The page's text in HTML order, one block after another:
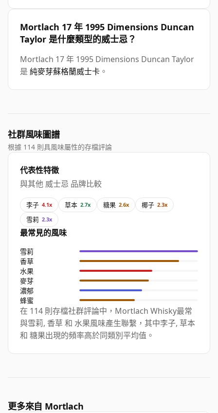
Mortlach 17 年 1995 Dimensions Duncan
Taylor 是什麼類型的威士忌？
Mortlach 17 年 1995 Dimensions Duncan Taylor
是 純麥芽蘇格蘭威士卡 。
社群風味圖譜
根據 114 則具風味屬性的存檔評論
代表性特徵
與其他 威士忌 品牌比較
李子 4.1x 草本 2.7x 糖果 2.6x 椰子 2.3x
雪莉 2.3x
最常見的風味
雪莉
香草
水果
麥芽
濃郁
蜂蜜
在 114 則存檔社群評論中，Mortlach Whisky最常
與雪莉, 香草 和 水果風味產生聯繫，其中李子, 草本
和 糖果出現的頻率高於同類別平均值。
更多來自 Mortlach